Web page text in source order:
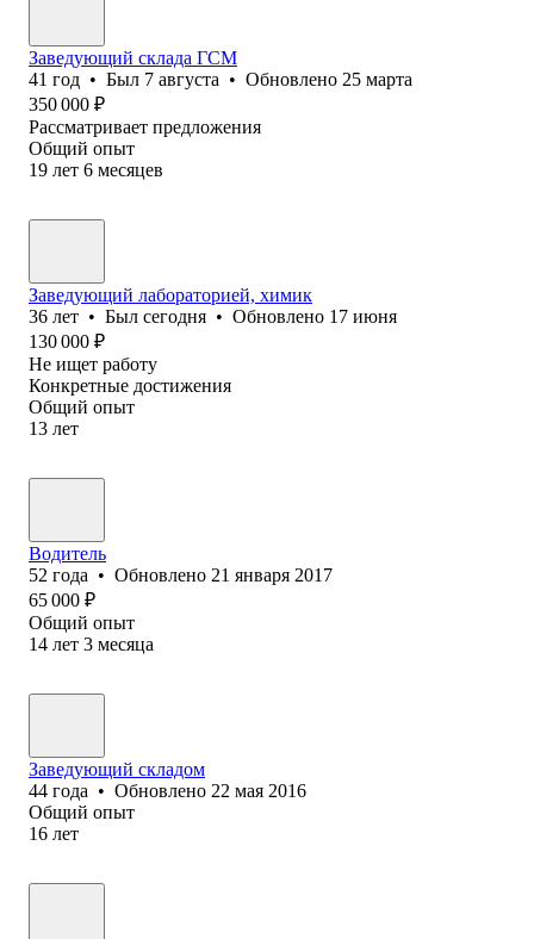
Заведующий склада ГСМ
41 год • Был 7 августа • Обновлено 25 марта
350 000 ₽
Рассматривает предложения
Общий опыт
19 лет 6 месяцев
Заведующий лабораторией, химик
36 лет • Был сегодня • Обновлено 17 июня
130 000 ₽
Не ищет работу
Конкретные достижения
Общий опыт
13 лет
Водитель
52 года • Обновлено 21 января 2017
65 000 ₽
Общий опыт
14 лет 3 месяца
Заведующий складом
44 года • Обновлено 22 мая 2016
Общий опыт
16 лет